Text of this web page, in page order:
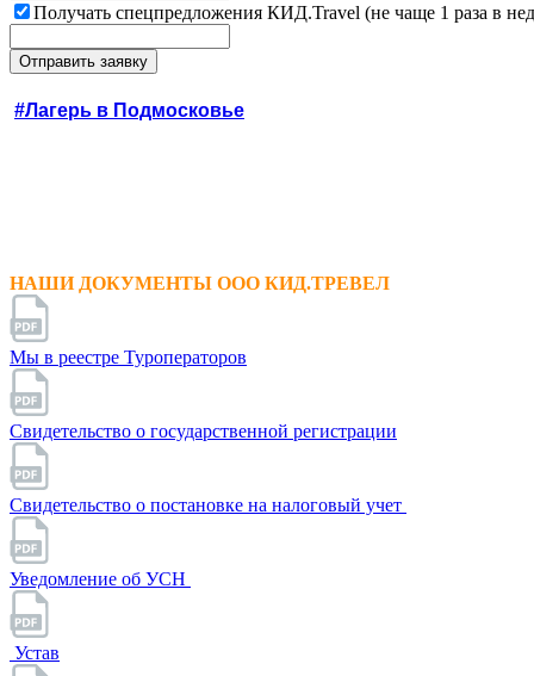
Получать спецпредложения КИД.Travel (не чаще 1 раза в
#Лагерь в Подмосковье
НАШИ ДОКУМЕНТЫ ООО КИД.ТРЕВЕЛ
Мы в реестре Туроператоров
Свидетельство о государственной регистрации
Свидетельство о постановке на налоговый учет
Уведомление об УСН
Устав